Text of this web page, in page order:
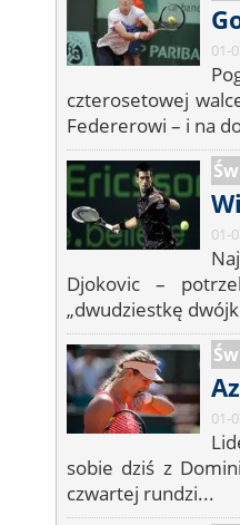
01-
czterosetowej
Federerowi – i na
01-
Djokovic –
„dwudziestkę
01-
sobie dziś z
czwartej rundzi...